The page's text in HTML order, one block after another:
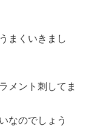
まくいきまし
メント刺してま
なのでしょう